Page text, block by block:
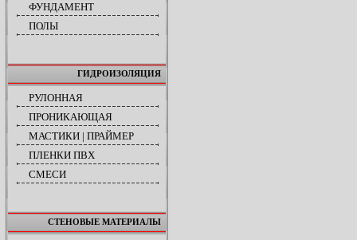
ФУНДАМЕНТ
ПОЛЫ
ГИДРОИЗОЛЯЦИЯ
РУЛОННАЯ
ПРОНИКАЮЩАЯ
МАСТИКИ | ПРАЙМЕР
ПЛЕНКИ ПВХ
СМЕСИ
СТЕНОВЫЕ МАТЕРИАЛЫ